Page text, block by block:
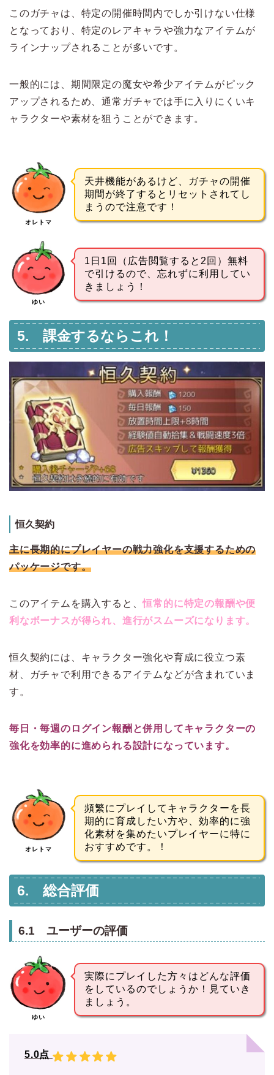
このガチャは、特定の開催時間内でしか引けない仕様
となっており、特定のレアキャラや強力なアイテムが
ラインナップされることが多いです。
一般的には、期間限定の魔女や希少アイテムがピック
アップされるため、通常ガチャでは手に入りにくいキ
ャラクターや素材を狙うことができます。
オレトマ
天井機能があるけど、ガチャの開催
期間が終了するとリセットされてし
まうので注意です！
ゆい
1日1回（広告閲覧すると2回）無料
で引けるので、忘れずに利用してい
きましょう！
5. 課金するならこれ！
恒久契約
主に長期的にプレイヤーの戦力強化を支援するための
パッケージです。
このアイテムを購入すると、恒常的に特定の報酬や便
利なボーナスが得られ、進行がスムーズになります。
恒久契約には、キャラクター強化や育成に役立つ素
材、ガチャで利用できるアイテムなどが含まれていま
す。
毎日・毎週のログイン報酬と併用してキャラクターの
強化を効率的に進められる設計になっています。
オレトマ
頻繁にプレイしてキャラクターを長
期的に育成したい方や、効率的に強
化素材を集めたいプレイヤーに特に
おすすめです。！
6. 総合評価
6.1 ユーザーの評価
ゆい
実際にプレイした方々はどんな評価
をしているのでしょうか！見ていき
ましょう。
5.0点